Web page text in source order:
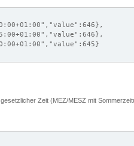
Zeit (MEZ/MESZ mit